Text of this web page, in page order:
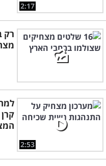
2:17
2:53